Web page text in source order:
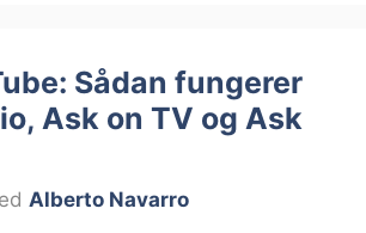
Sådan fungerer
Ask on TV og Ask
Alberto Navarro